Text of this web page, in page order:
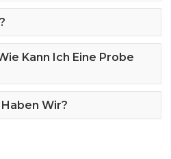
Kann Ich Eine Probe
Wir?